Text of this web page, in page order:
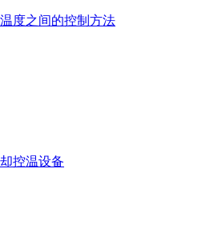
度之间的控制方法
控温设备